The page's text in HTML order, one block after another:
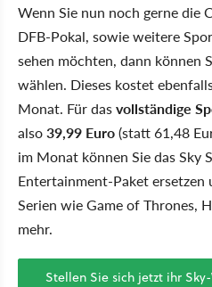
Wenn Sie nun noch gerne die
DFB-Pokal, sowie weitere
sehen möchten, dann können
wählen. Dieses kostet
Monat. Für dasvollständige
also39,99 Euro(statt 61,48
im Monat können Sie das Sky
Entertainment-Paket
Serien wie Game of Thrones,
mehr.
Stellen Sie sich jetzt ihr